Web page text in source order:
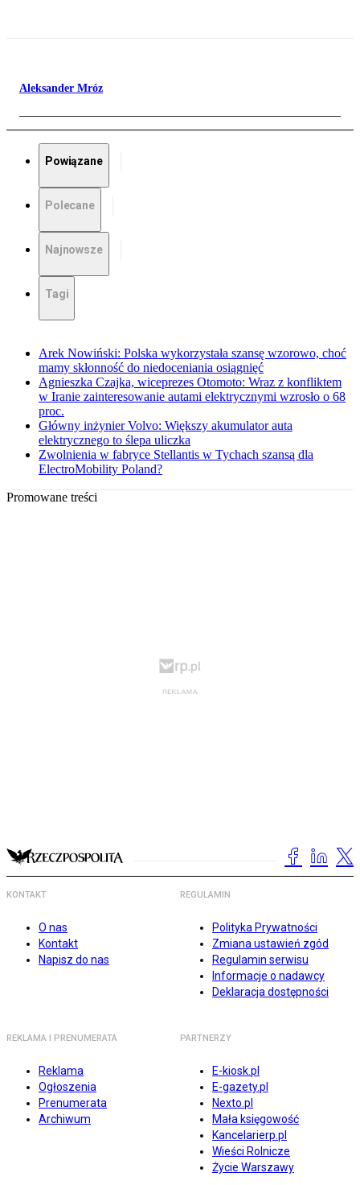
Aleksander Mróz
Powiązane
Polecane
Najnowsze
Tagi
Arek Nowiński: Polska wykorzystała szansę wzorowo, choć
mamy skłonność do niedoceniania osiągnięć
Agnieszka Czajka, wiceprezes Otomoto: Wraz z konfliktem
w Iranie zainteresowanie autami elektrycznymi wzrosło o 68
proc.
Główny inżynier Volvo: Większy akumulator auta
elektrycznego to ślepa uliczka
Zwolnienia w fabryce Stellantis w Tychach szansą dla
ElectroMobility Poland?
Promowane treści
KONTAKT
O nas
Kontakt
Napisz do nas
REGULAMIN
Polityka Prywatności
Zmiana ustawień zgód
Regulamin serwisu
Informacje o nadawcy
Deklaracja dostępności
REKLAMA I PRENUMERATA
Reklama
Ogłoszenia
Prenumerata
Archiwum
PARTNERZY
E-kiosk.pl
E-gazety.pl
Nexto.pl
Mała księgowość
Kancelarierp.pl
Wieści Rolnicze
Życie Warszawy